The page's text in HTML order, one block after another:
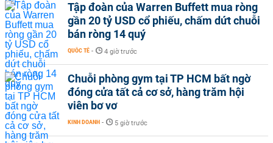
Tập đoàn của Warren Buffett mua ròng
gần 20 tỷ USD cổ phiếu, chấm dứt chuỗi
bán ròng 14 quý
QUỐC TẾ - 4 giờ trước
Chuỗi phòng gym tại TP HCM bất ngờ
đóng cửa tất cả cơ sở, hàng trăm hội
viên bơ vơ
KINH DOANH - 5 giờ trước